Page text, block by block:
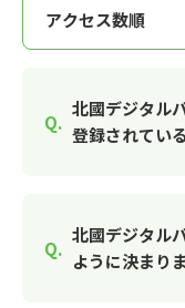
北國デジタル
登録されてい
北國デジタル
ように決まり